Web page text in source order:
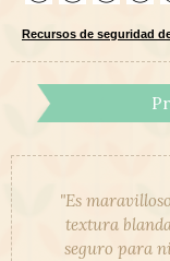
Recursos de seguridad
"Es
textura
seguro para